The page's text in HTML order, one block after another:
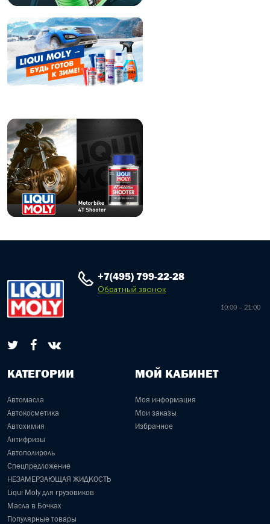
+7(495) 799-22-28
Обратный звонок
10:00 – 21:00
КАТЕГОРИИ
Автомасла
Автокосметика
Автохимия
Антифризы
Автополироль
Спецпредложение
НЕЗАМЕРЗАЮЩАЯ ЖИДКОСТЬ
Liqui Moly для грузовиков
Масла в Бочках
Популярные товары
МОЙ КАБИНЕТ
Моя информация
Мои заказы
Избранное